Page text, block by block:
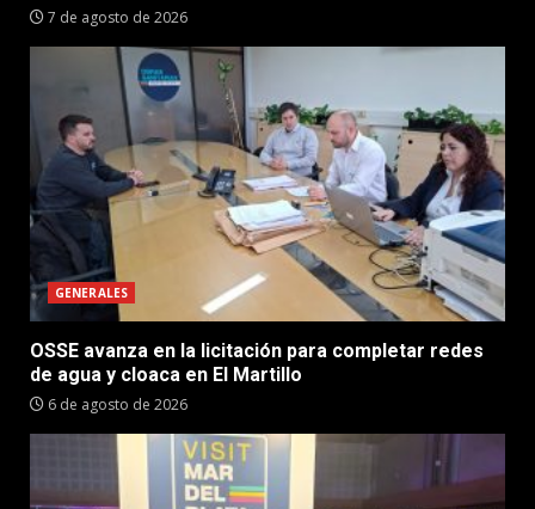
7 de agosto de 2026
GENERALES
OSSE avanza en la licitación para completar redes
de agua y cloaca en El Martillo
6 de agosto de 2026